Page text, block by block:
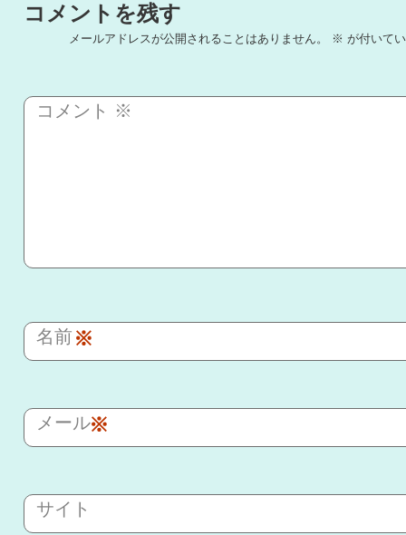
コメントを残す
メールアドレスが公開されることはありません。 ※ が付いて
コメント ※
名前 ※
メール※
サイト